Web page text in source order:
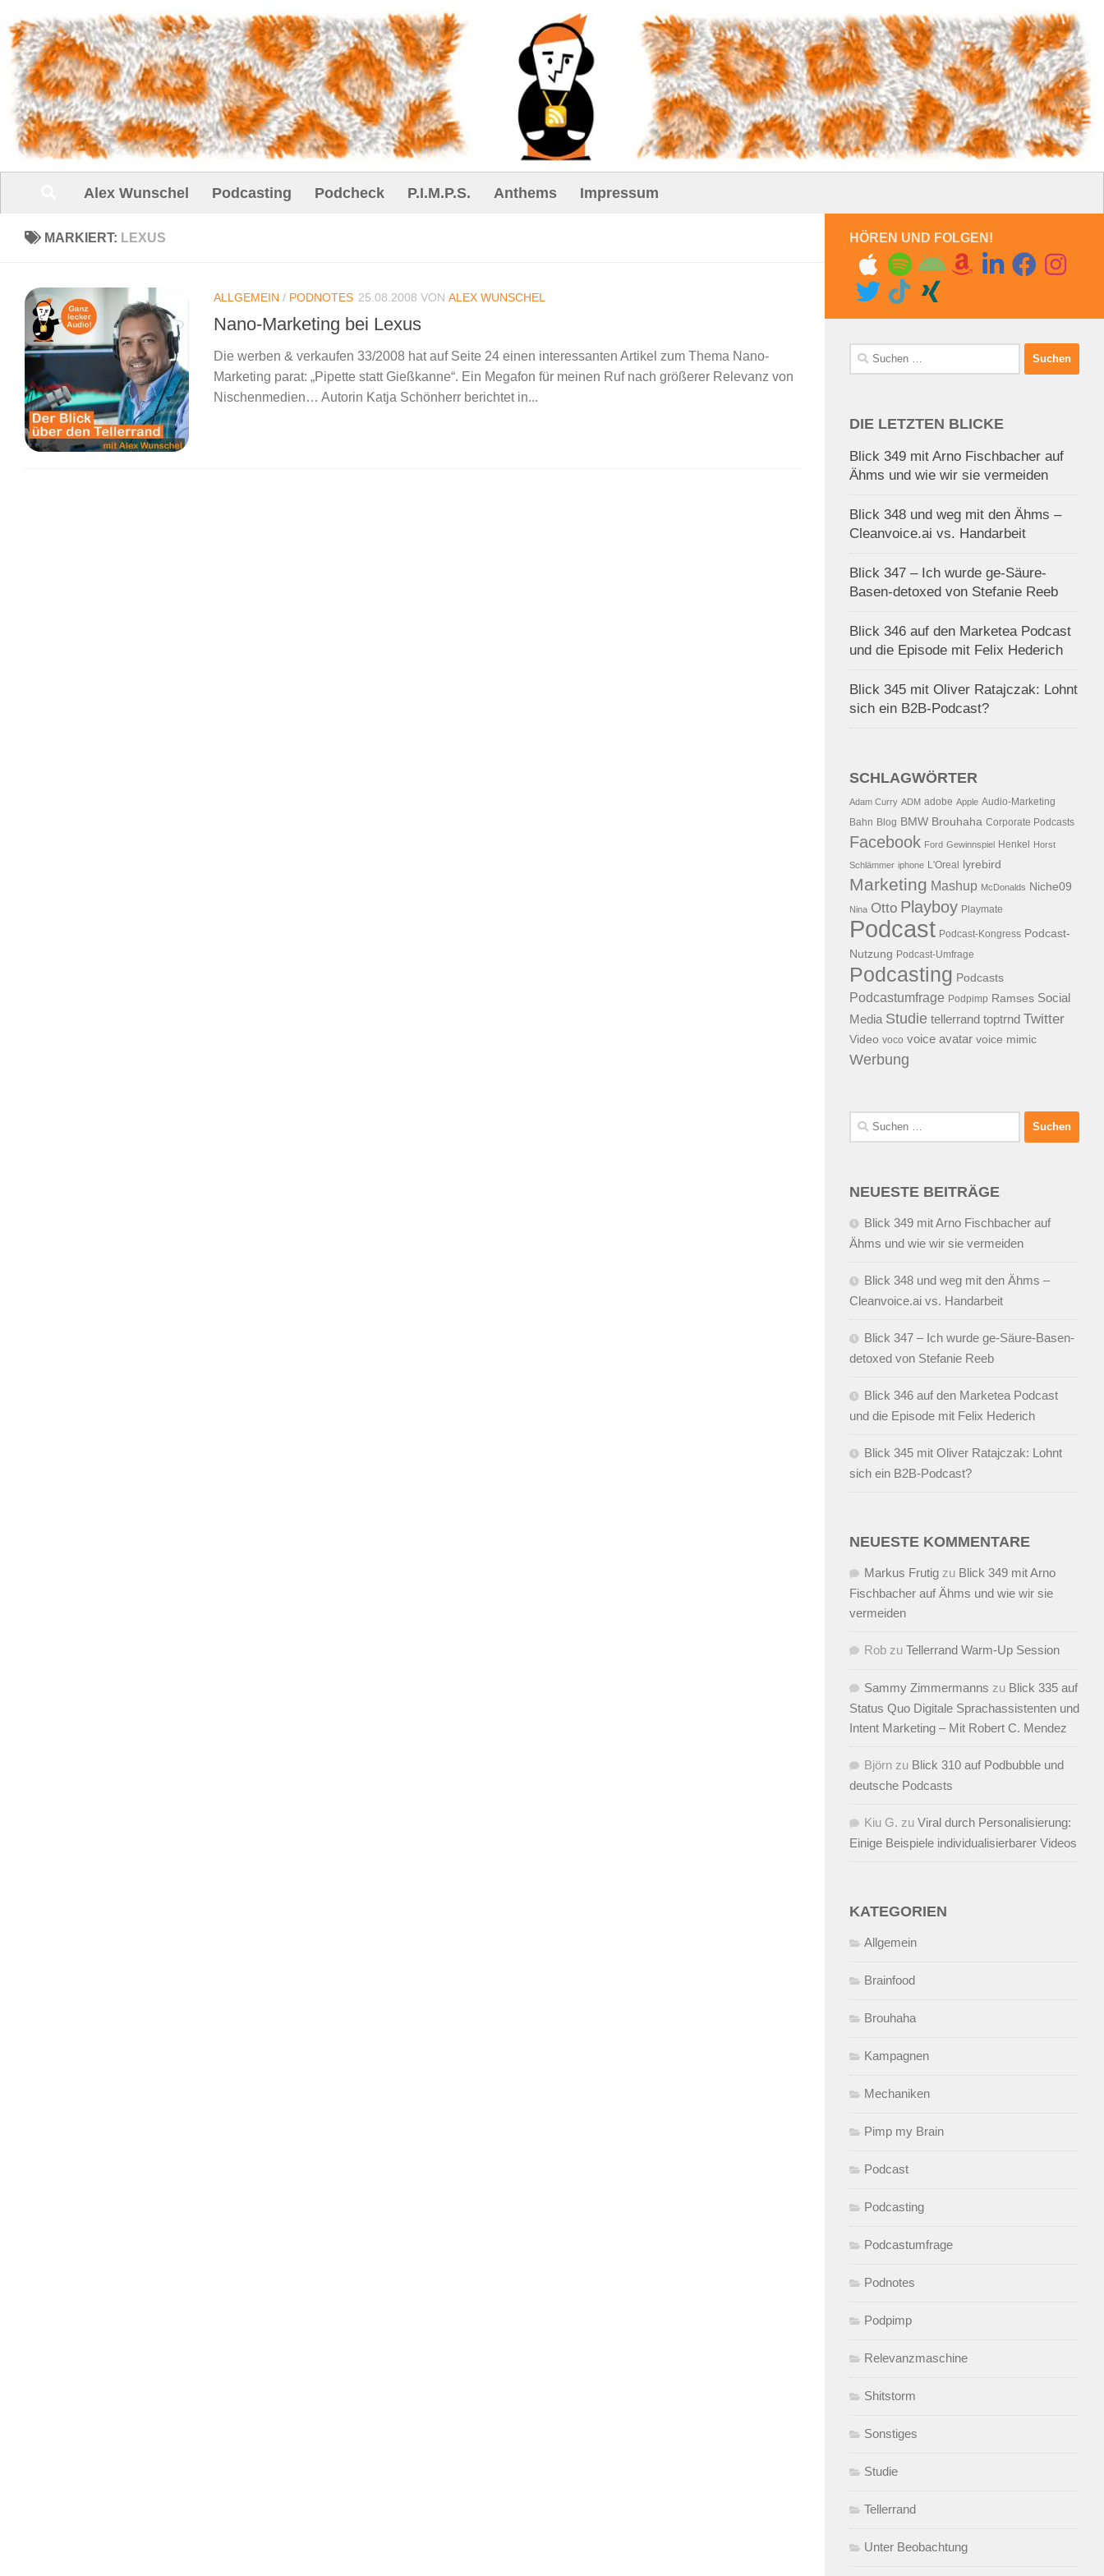
Unter dem Inhalt
Alex Wunschel Podcasting Podcheck P.I.M.P.S. Anthems Impressum
MARKIERT: LEXUS
ALLGEMEIN / PODNOTES 25.08.2008 VON ALEX WUNSCHEL
Nano-Marketing bei Lexus
Die werben & verkaufen 33/2008 hat auf Seite 24 einen interessanten Artikel zum Thema Nano-
Marketing parat: „Pipette statt Gießkanne“. Ein Megafon für meinen Ruf nach größerer Relevanz von
Nischenmedien… Autorin Katja Schönherr berichtet in...
HÖREN UND FOLGEN!
Suchen
nach:
DIE LETZTEN BLICKE
Blick 349 mit Arno Fischbacher auf
Ähms und wie wir sie vermeiden
Blick 348 und weg mit den Ähms –
Cleanvoice.ai vs. Handarbeit
Blick 347 – Ich wurde ge-Säure-
Basen-detoxed von Stefanie Reeb
Blick 346 auf den Marketea Podcast
und die Episode mit Felix Hederich
Blick 345 mit Oliver Ratajczak: Lohnt
sich ein B2B-Podcast?
SCHLAGWÖRTER
Adam Curry ADM adobe Apple Audio-Marketing
Bahn Blog BMW Brouhaha Corporate Podcasts
Facebook Ford Gewinnspiel Henkel Horst
Schlämmer iphone L'Oreal lyrebird
Marketing Mashup McDonalds Niche09
Nina Otto Playboy Playmate
Podcast Podcast-Kongress Podcast-
Nutzung Podcast-Umfrage
Podcasting Podcasts
Podcastumfrage Podpimp Ramses Social
Media Studie tellerrand toptrnd Twitter
Video voco voice avatar voice mimic
Werbung
Suchen
nach:
NEUESTE BEITRÄGE
Blick 349 mit Arno Fischbacher auf
Ähms und wie wir sie vermeiden
Blick 348 und weg mit den Ähms –
Cleanvoice.ai vs. Handarbeit
Blick 347 – Ich wurde ge-Säure-Basen-
detoxed von Stefanie Reeb
Blick 346 auf den Marketea Podcast
und die Episode mit Felix Hederich
Blick 345 mit Oliver Ratajczak: Lohnt
sich ein B2B-Podcast?
NEUESTE KOMMENTARE
Markus Frutig zu Blick 349 mit Arno
Fischbacher auf Ähms und wie wir sie
vermeiden
Rob zu Tellerrand Warm-Up Session
Sammy Zimmermanns zu Blick 335 auf
Status Quo Digitale Sprachassistenten und
Intent Marketing – Mit Robert C. Mendez
Björn zu Blick 310 auf Podbubble und
deutsche Podcasts
Kiu G. zu Viral durch Personalisierung:
Einige Beispiele individualisierbarer Videos
KATEGORIEN
Allgemein
Brainfood
Brouhaha
Kampagnen
Mechaniken
Pimp my Brain
Podcast
Podcasting
Podcastumfrage
Podnotes
Podpimp
Relevanzmaschine
Shitstorm
Sonstiges
Studie
Tellerrand
Unter Beobachtung